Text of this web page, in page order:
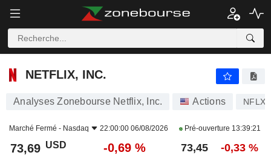
NETFLIX, INC.
NETFLIX, INC.
Analyses Zonebourse Netflix, Inc. Actions NFLX
Marché Fermé - Nasdaq 22:00:00 06/08/2026 Pré-ouverture 13:39:21
73,69 USD -0,69 % 73,45 -0,33 %